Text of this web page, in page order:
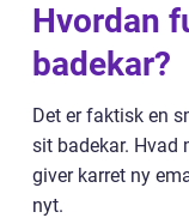
Hvordan
badekar?
Det er faktisk en
sit badekar. Hvad
giver karret ny
nyt.